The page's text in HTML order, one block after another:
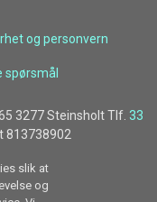
og personvern
spørsmål
3277 Steinsholt Tlf. 33
813738902
slik at
og